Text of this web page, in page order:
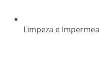
Limpeza e